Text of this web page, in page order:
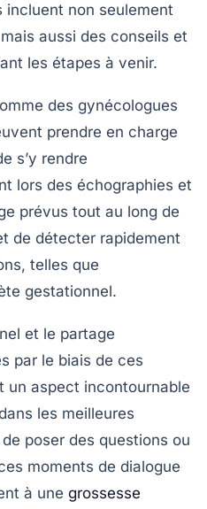
non seulement
aussi des conseils et
les étapes à venir.
des gynécologues
prendre en charge
s’y rendre
lors des échographies et
prévus tout au long de
de détecter rapidement
telles que
gestationnel.
et le partage
par le biais de ces
aspect incontournable
les meilleures
de poser des questions ou
moments de dialogue
à une grossesse